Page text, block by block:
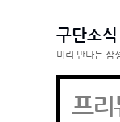
구단소식
미리 만나는 삼
프리